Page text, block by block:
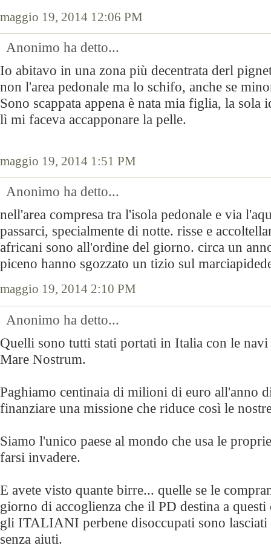
maggio 19, 2014 12:06 PM
Anonimo ha detto...
Io abitavo in una zona più decentrata derl
non l'area pedonale ma lo schifo, anche se
Sono scappata appena è nata mia figlia, la sola
lì mi faceva accapponare la pelle.
maggio 19, 2014 1:51 PM
Anonimo ha detto...
nell'area compresa tra l'isola pedonale e via
passarci, specialmente di notte. risse e
africani sono all'ordine del giorno. circa un
piceno hanno sgozzato un tizio sul
maggio 19, 2014 2:10 PM
Anonimo ha detto...
Quelli sono tutti stati portati in Italia con le
Mare Nostrum.
Paghiamo centinaia di milioni di euro all'anno
finanziare una missione che riduce così le
Siamo l'unico paese al mondo che usa le
farsi invadere.
E avete visto quante birre... quelle se le
giorno di accoglienza che il PD destina a
gli ITALIANI perbene disoccupati sono
senza aiuti.